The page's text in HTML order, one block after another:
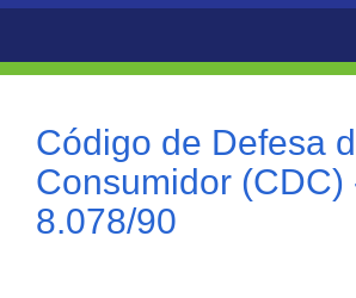
Código de Defesa
Consumidor (CDC)
8.078/90